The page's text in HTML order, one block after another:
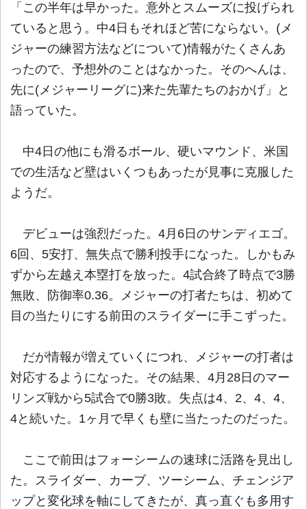
「この半年は早かった。意外とスムーズに投げられ
ていると思う。中4日もそれほど苦にならない。(メ
ジャーの練習方法などについて)情報がたくさんあ
ったので、予想外のことはなかった。そのへんは、
先に(メジャーリーグに)来た先輩たちのおかげ」と
語っていた。
中4日の他にも滑るボール、硬いマウンド、米国
での生活など壁はいくつもあったが見事に克服した
ようだ。
デビューは強烈だった。4月6日のサンディエゴ。
6回、5安打、無失点で勝利投手になった。しかもみ
ずから左越え本塁打を放った。4試合終了時点で3勝
無敗、防御率0.36。メジャーの打者たちは、初めて
目の当たりにする前田のスライダーに手こずった。
だが情報が増えていくにつれ、メジャーの打者は
対応するようになった。その結果、4月28日のマー
リンズ戦から5試合で0勝3敗。失点は4、2、4、4、
4と続いた。1ヶ月で早くも壁に当たったのだった。
ここで前田はフォーシームの速球に活路を見出し
た。スライダー、カーブ、ツーシーム、チェンジア
ップと変化球を軸にしてきたが、真っ直ぐも多用す